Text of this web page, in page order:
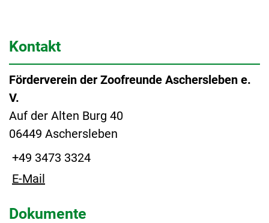
Kontakt
Förderverein der Zoofreunde Aschersleben e.
V.
Auf der Alten Burg 40
06449 Aschersleben
+49 3473 3324
E-Mail
Dokumente